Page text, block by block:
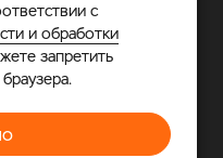
Расписание
с
и обработки
запретить